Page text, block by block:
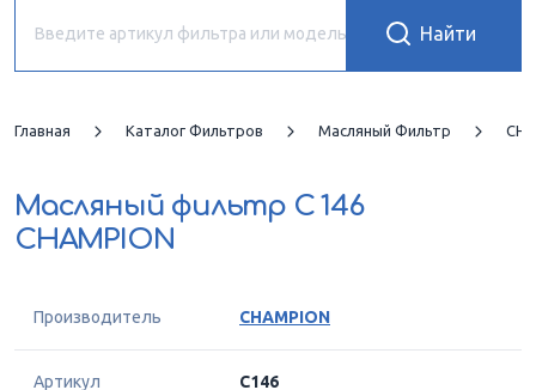
Главная Каталог Фильтров Масляный Фильтр
Масляный фильтр C 146
CHAMPION
Производитель CHAMPION
Артикул C146